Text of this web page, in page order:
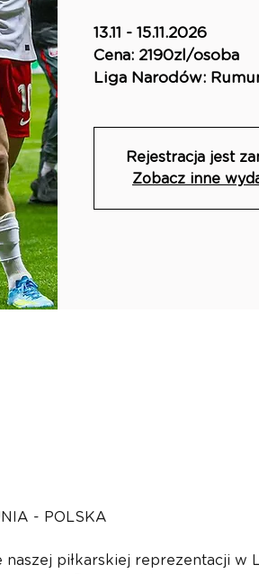
13.11 - 15.11.2026
Cena: 2190zl/osoba
Liga Narodów:
Rejestracja jest
Zobacz inne
- POLSKA
piłkarskiej reprezentacji w